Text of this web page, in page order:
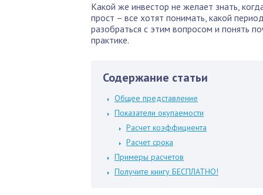
Какой же инвестор не желает знать,
прост – все хотят понимать, какой
разобраться с этим вопросом и понять
практике.
Содержание статьи
Общее представление
Показатели окупаемости
Расчет коэффициента
Расчет срока
Примеры расчетов
Получите книгу БЕСПЛАТНО!